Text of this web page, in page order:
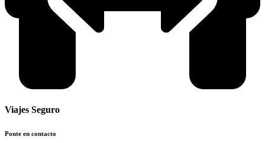
Viajes Seguro
Ponte en contacto